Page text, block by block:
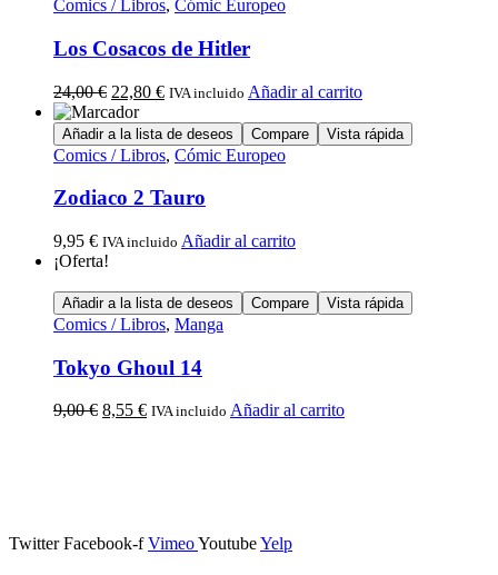
Comics / Libros, Cómic Europeo
Los Cosacos de Hitler
24,00€ 22,80 € IVA incluido Añadir al carrito
Añadir a la lista de deseos Compare Vista rápida
Comics / Libros, Cómic Europeo
Zodiaco 2 Tauro
9,95 € IVA incluido Añadir al carrito
¡Oferta!
Añadir a la lista de deseos Compare Vista rápida
Comics / Libros, Manga
Tokyo Ghoul 14
9,00€ 8,55 € IVA incluido Añadir al carrito
Twitter Facebook-f VimeoYoutubeYelp